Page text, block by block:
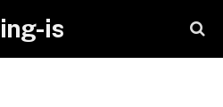
is